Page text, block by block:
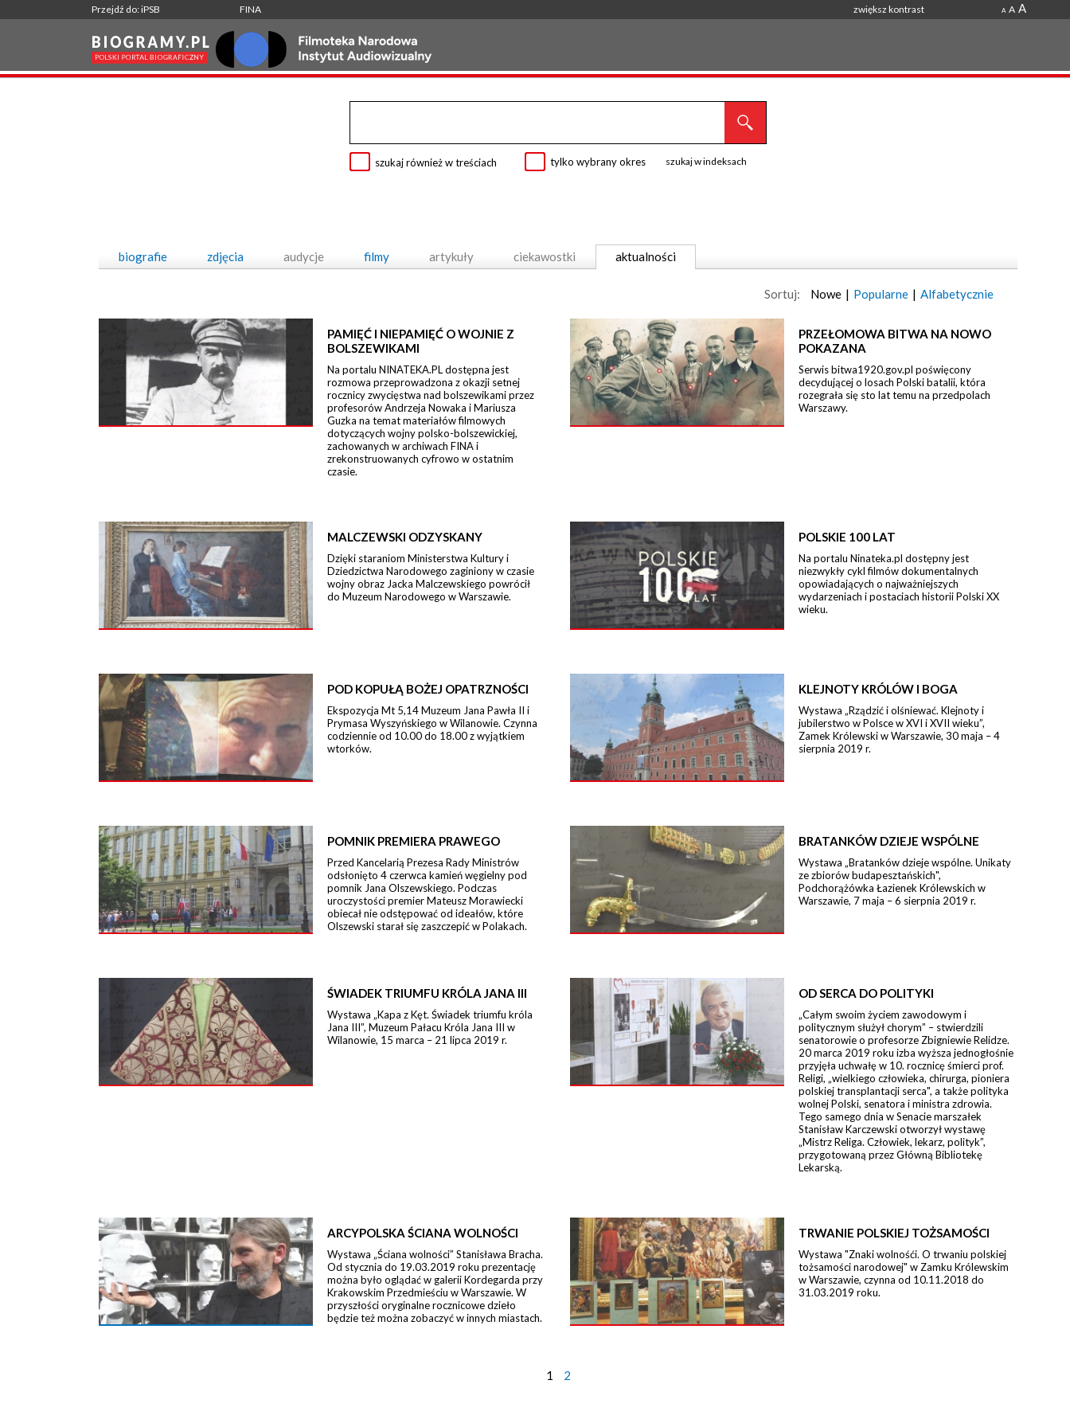
Przejdź do: iPSB FINA zwiększ kontrast A A A
szukaj również w treściach tylko wybrany okres szukaj w indeksach
biografie zdjęcia audycje filmy artykuły ciekawostki aktualności
Sortuj: Nowe | Popularne | Alfabetycznie
PAMIĘĆ I NIEPAMIĘĆ O WOJNIE Z
BOLSZEWIKAMI
Na portalu NINATEKA.PL dostępna jest
rozmowa przeprowadzona z okazji setnej
rocznicy zwycięstwa nad bolszewikami przez
profesorów Andrzeja Nowaka i Mariusza
Guzka na temat materiałów filmowych
dotyczących wojny polsko-bolszewickiej,
zachowanych w archiwach FINA i
zrekonstruowanych cyfrowo w ostatnim
czasie.
PRZEŁOMOWA BITWA NA NOWO
POKAZANA
Serwis bitwa1920.gov.pl poświęcony
decydującej o losach Polski batalii, która
rozegrała się sto lat temu na przedpolach
Warszawy.
MALCZEWSKI ODZYSKANY
Dzięki staraniom Ministerstwa Kultury i
Dziedzictwa Narodowego zaginiony w czasie
wojny obraz Jacka Malczewskiego powrócił
do Muzeum Narodowego w Warszawie.
POLSKIE 100 LAT
Na portalu Ninateka.pl dostępny jest
niezwykły cykl filmów dokumentalnych
opowiadających o najważniejszych
wydarzeniach i postaciach historii Polski XX
wieku.
POD KOPUŁĄ BOŻEJ OPATRZNOŚCI
Ekspozycja Mt 5,14 Muzeum Jana Pawła II i
Prymasa Wyszyńskiego w Wilanowie. Czynna
codziennie od 10.00 do 18.00 z wyjątkiem
wtorków.
KLEJNOTY KRÓLÓW I BOGA
Wystawa „Rządzić i olśniewać. Klejnoty i
jubilerstwo w Polsce w XVI i XVII wieku”,
Zamek Królewski w Warszawie, 30 maja – 4
sierpnia 2019 r.
POMNIK PREMIERA PRAWEGO
Przed Kancelarią Prezesa Rady Ministrów
odsłonięto 4 czerwca kamień węgielny pod
pomnik Jana Olszewskiego. Podczas
uroczystości premier Mateusz Morawiecki
obiecał nie odstępować od ideałów, które
Olszewski starał się zaszczepić w Polakach.
BRATANKÓW DZIEJE WSPÓLNE
Wystawa „Bratanków dzieje wspólne. Unikaty
ze zbiorów budapesztańskich",
Podchorążówka Łazienek Królewskich w
Warszawie, 7 maja – 6 sierpnia 2019 r.
ŚWIADEK TRIUMFU KRÓLA JANA III
Wystawa „Kapa z Kęt. Świadek triumfu króla
Jana III”, Muzeum Pałacu Króla Jana III w
Wilanowie, 15 marca – 21 lipca 2019 r.
OD SERCA DO POLITYKI
„Całym swoim życiem zawodowym i
politycznym służył chorym” – stwierdzili
senatorowie o profesorze Zbigniewie Relidze.
20 marca 2019 roku izba wyższa jednogłośnie
przyjęła uchwałę w 10. rocznicę śmierci prof.
Religi, „wielkiego człowieka, chirurga, pioniera
polskiej transplantacji serca", a także polityka
wolnej Polski, senatora i ministra zdrowia.
Tego samego dnia w Senacie marszałek
Stanisław Karczewski otworzył wystawę
„Mistrz Religa. Człowiek, lekarz, polityk”,
przygotowaną przez Główną Bibliotekę
Lekarską.
ARCYPOLSKA ŚCIANA WOLNOŚCI
Wystawa „Ściana wolności” Stanisława Bracha.
Od stycznia do 19.03.2019 roku prezentację
można było oglądać w galerii Kordegarda przy
Krakowskim Przedmieściu w Warszawie. W
przyszłości oryginalne rocznicowe dzieło
będzie też można zobaczyć w innych miastach.
TRWANIE POLSKIEJ TOŻSAMOŚCI
Wystawa "Znaki wolnośći. O trwaniu polskiej
tożsamości narodowej" w Zamku Królewskim
w Warszawie, czynna od 10.11.2018 do
31.03.2019 roku.
1 2